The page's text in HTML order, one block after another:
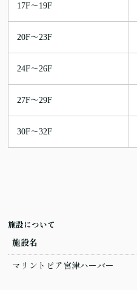
17F～19F
20F～23F
24F～26F
27F～29F
30F～32F
施設について
施設名
マリントピア宮津ハーバー